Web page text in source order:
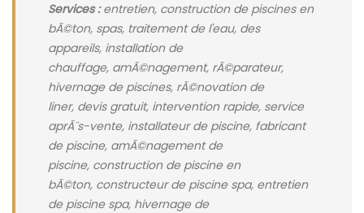
Services :entretien, construction de piscines en
bÃ©ton, spas, traitement de l'eau, des
appareils, installation de
chauffage, amÃ©nagement, rÃ©parateur,
hivernage de piscines, rÃ©novation de
liner, devis gratuit, intervention rapide, service
aprÃ¨s-vente, installateur de piscine, fabricant
de piscine, amÃ©nagement de
piscine, construction de piscine en
bÃ©ton, constructeur de piscine spa, entretien
de piscine spa, hivernage de